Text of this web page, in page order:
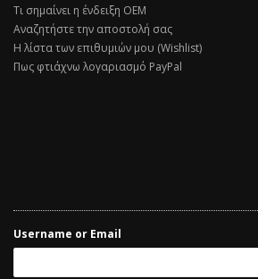
Τι σημαίνει η ένδειξη ΟΕΜ
Αναζητήστε την αποστολή σας
Η λίστα των επιθυμιών μου (Wishlist)
Πως φτιάχνω λογαριασμό PayPal
Username or Email